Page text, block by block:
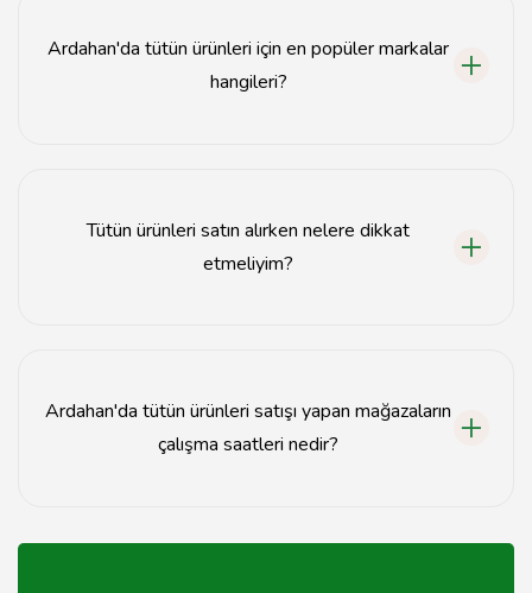
Ardahan'da tütün ürünleri için en popüler markalar
hangileri?
Tütün ürünleri satın alırken nelere dikkat
etmeliyim?
Ardahan'da tütün ürünleri satışı yapan mağazaların
çalışma saatleri nedir?
saatleri genellikle 08:00 - 21:00 arasındadır, ancak bu